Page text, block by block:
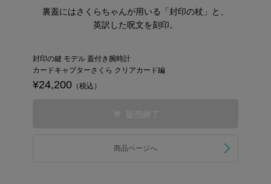
裏蓋にはさくらちゃんが用いる「封印の杖」と、
英訳した呪文を刻印。
封印の鍵 モデル 蓋付き腕時計
カードキャプターさくら クリアカード編
¥24,200 （税込）
商品ページへ